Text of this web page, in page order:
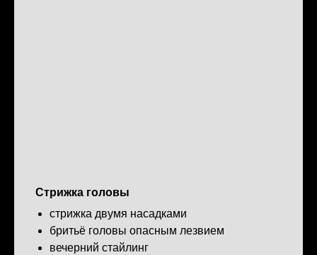
Стрижка головы
стрижка двумя насадками
бритьё головы опасным лезвием
вечерний стайлинг